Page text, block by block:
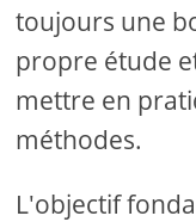
toujours une
propre étude
mettre en
méthodes.
L'objectif